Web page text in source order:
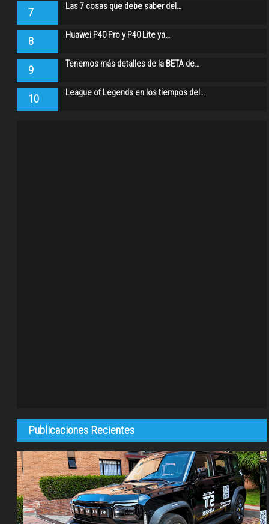
7 Las 7 cosas que debe saber del…
8 Huawei P40 Pro y P40 Lite ya…
9 Tenemos más detalles de la BETA de…
10 League of Legends en los tiempos del…
Publicaciones Recientes